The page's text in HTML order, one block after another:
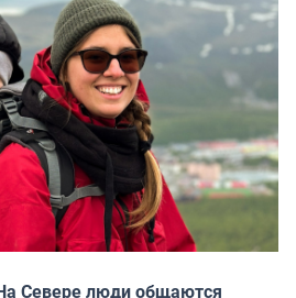
Севере люди общаются